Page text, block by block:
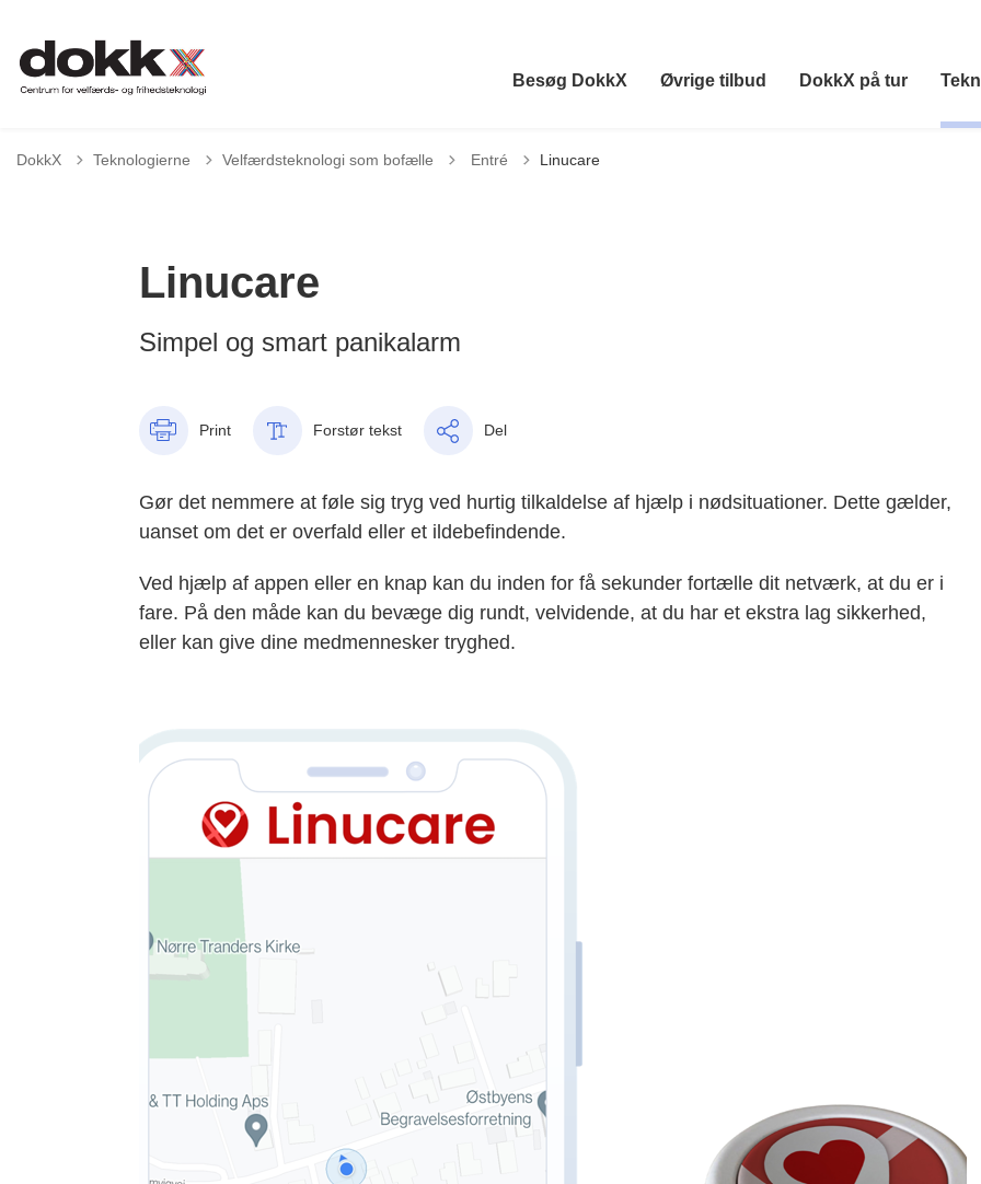
Besøg DokkX Øvrige tilbud DokkX på tur
DokkX Teknologierne Velfærdsteknologi som bofælle Tilbage til
Entré Linucare
Linucare
Simpel og smart panikalarm
Print Forstør tekst Del
Gør det nemmere at føle sig tryg ved hurtig tilkaldelse af hjælp i nødsituationer. Dette gælder,
uanset om det er overfald eller et ildebefindende.
Ved hjælp af appen eller en knap kan du inden for få sekunder fortælle dit netværk, at du er i
fare. På den måde kan du bevæge dig rundt, velvidende, at du har et ekstra lag sikkerhed,
eller kan give dine medmennesker tryghed.